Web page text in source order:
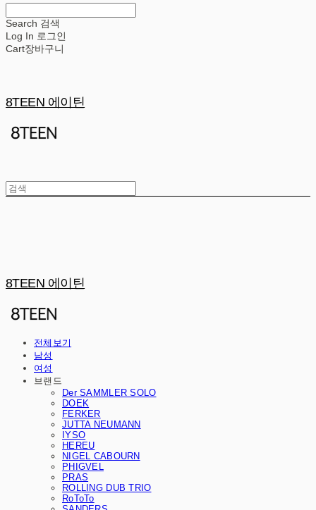
Search 검색
Log In 로그인
Cart장바구니
8TEEN 에이틴
8TEEN 에이틴
전체보기
남성
여성
브랜드
Der SAMMLER SOLO
DOEK
FERKER
JUTTA NEUMANN
IYSO
HEREU
NIGEL CABOURN
PHIGVEL
PRAS
ROLLING DUB TRIO
RoToTo